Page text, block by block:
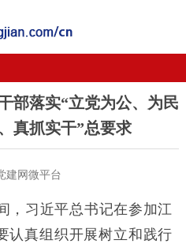
企业党建
部落实“立党为公、为民
真抓实干”总要求
建网微平台
，习近平总书记在参加江
认真组织开展树立和践行